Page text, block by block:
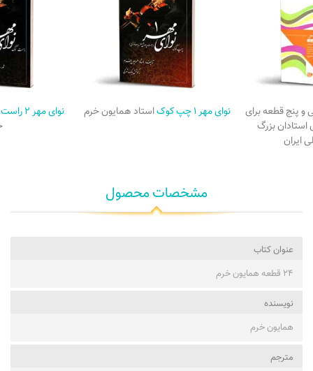
و پنج قطعه برای
بزرگ
ایران
نوای مهر ۱ چپ کوک استاد همایون خرم
نوای مهر ۲ راست کوک
مشخصات محصول
عنوان کتاب
۲۴ قطعه همایون خرم
نویسنده
همایون خرم
مترجم